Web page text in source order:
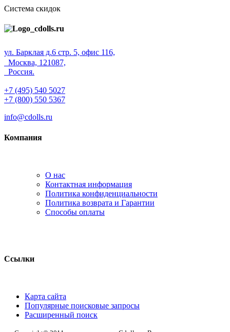
Система скидок
ул. Барклая д.6 стр. 5, офис 116,
Москва, 121087,
Россия.
+7 (495) 540 5027
+7 (800) 550 5367
info@cdolls.ru
Компания
О нас
Контактная информация
Политика конфиденциальности
Политика возврата и Гарантии
Способы оплаты
Ссылки
Карта сайта
Популярные поисковые запросы
Расширенный поиск